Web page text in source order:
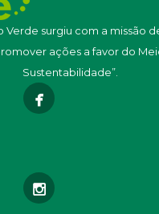
Verde surgiu com a missão
ações a favor do
Sustentabilidade”.